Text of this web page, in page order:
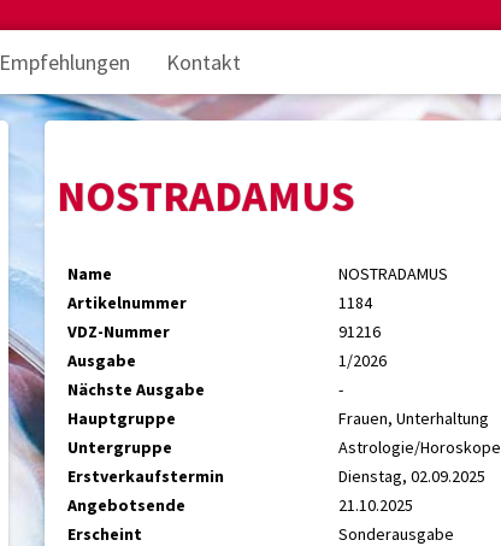
Empfehlungen Kontakt
NOSTRADAMUS
Name
NOSTRADAMUS
Artikelnummer
1184
VDZ-Nummer
91216
Ausgabe
1/2026
Nächste Ausgabe
-
Hauptgruppe
Frauen, Unterhaltung
Untergruppe
Astrologie/Horoskope
Erstverkaufstermin
Dienstag, 02.09.2025
Angebotsende
21.10.2025
Erscheint
Sonderausgabe